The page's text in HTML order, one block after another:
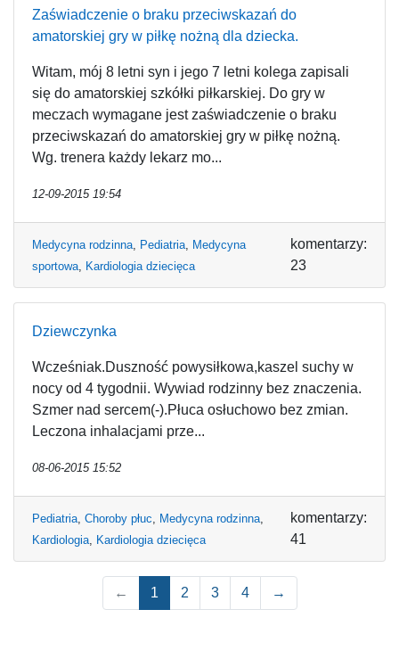
Zaświadczenie o braku przeciwskazań do
amatorskiej gry w piłkę nożną dla dziecka.
Witam, mój 8 letni syn i jego 7 letni kolega zapisali
się do amatorskiej szkółki piłkarskiej. Do gry w
meczach wymagane jest zaświadczenie o braku
przeciwskazań do amatorskiej gry w piłkę nożną.
Wg. trenera każdy lekarz mo...
12-09-2015 19:54
Medycyna rodzinna, Pediatria, Medycyna
sportowa, Kardiologia dziecięca
komentarzy:
23
Dziewczynka
Wcześniak.Duszność powysiłkowa,kaszel suchy w
nocy od 4 tygodnii. Wywiad rodzinny bez znaczenia.
Szmer nad sercem(-).Płuca osłuchowo bez zmian.
Leczona inhalacjami prze...
08-06-2015 15:52
Pediatria, Choroby płuc, Medycyna rodzinna,
Kardiologia, Kardiologia dziecięca
komentarzy:
41
← 1 2 3 4 →